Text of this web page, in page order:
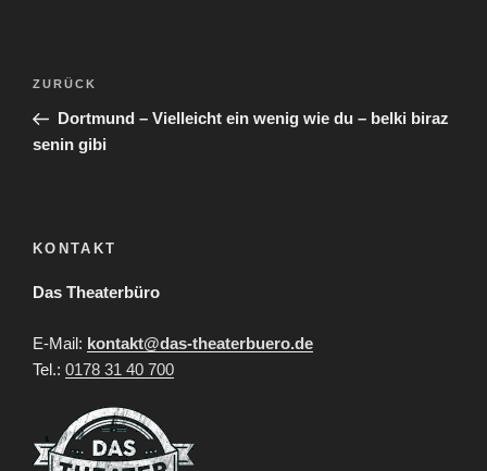
Beitragsnavigation
Vorheriger
Beitrag
ZURÜCK
Dortmund – Vielleicht ein wenig wie du – belki biraz
senin gibi
KONTAKT
Das Theaterbüro
E-Mail: kontakt@das-theaterbuero.de
Tel.: 0178 31 40 700